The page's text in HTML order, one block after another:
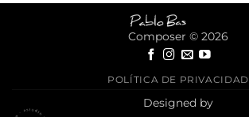
Composer © 2026
POLÍTICA DE PRIVACIDAD
Designed by